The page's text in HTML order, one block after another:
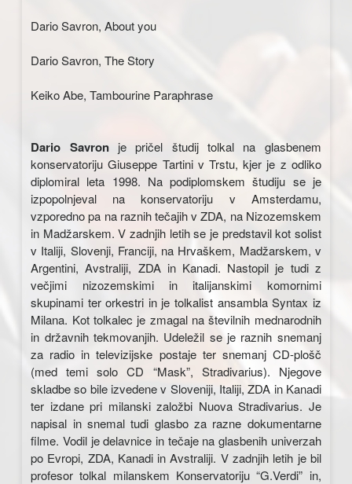
Dario Savron, About you
Dario Savron, The Story
Keiko Abe, Tambourine Paraphrase
Dario Savronje pričel študij tolkal na glasbenem
konservatoriju Giuseppe Tartini v Trstu, kjer je z odliko
diplomiral leta 1998. Na podiplomskem študiju se je
izpopolnjeval na konservatoriju v Amsterdamu,
vzporedno pa na raznih tečajih v ZDA, na Nizozemskem
in Madžarskem. V zadnjih letih se je predstavil kot solist
v Italiji, Slovenji, Franciji, na Hrvaškem, Madžarskem, v
Argentini, Avstraliji, ZDA in Kanadi. Nastopil je tudi z
večjimi nizozemskimi in italijanskimi komornimi
skupinami ter orkestri in je tolkalist ansambla Syntax iz
Milana. Kot tolkalec je zmagal na številnih mednarodnih
in državnih tekmovanjih. Udeležil se je raznih snemanj
za radio in televizijske postaje ter snemanj CD-plošč
(med temi solo CD “Mask”, Stradivarius). Njegove
skladbe so bile izvedene v Sloveniji, Italiji, ZDA in Kanadi
ter izdane pri milanski založbi Nuova Stradivarius. Je
napisal in snemal tudi glasbo za razne dokumentarne
filme. Vodil je delavnice in tečaje na glasbenih univerzah
po Evropi, ZDA, Kanadi in Avstraliji. V zadnjih letih je bil
profesor tolkal milanskem Konservatoriju “G.Verdi” in,